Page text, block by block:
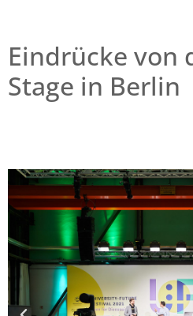
Eindrücke von
Stage in Berlin